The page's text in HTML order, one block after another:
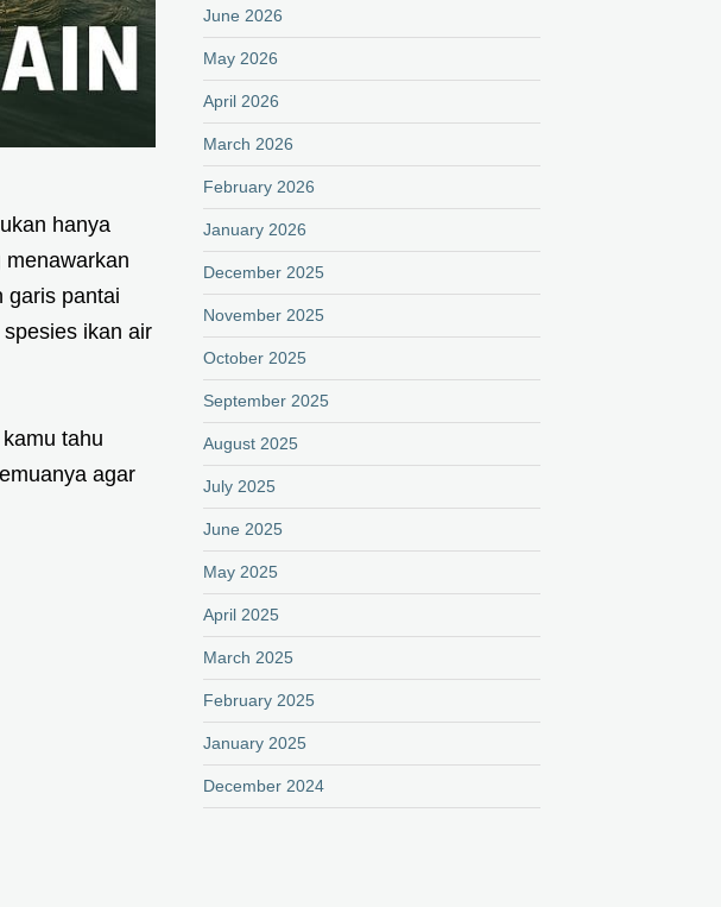
hanya
garis pantai
ikan air
tahu
agar
June 2026
May 2026
April 2026
March 2026
February 2026
January 2026
December 2025
November 2025
October 2025
September 2025
August 2025
July 2025
June 2025
May 2025
April 2025
March 2025
February 2025
January 2025
December 2024